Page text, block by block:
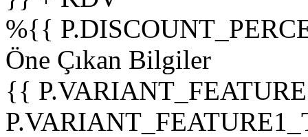
%{{
Öne Çıkan Bilgiler
{{